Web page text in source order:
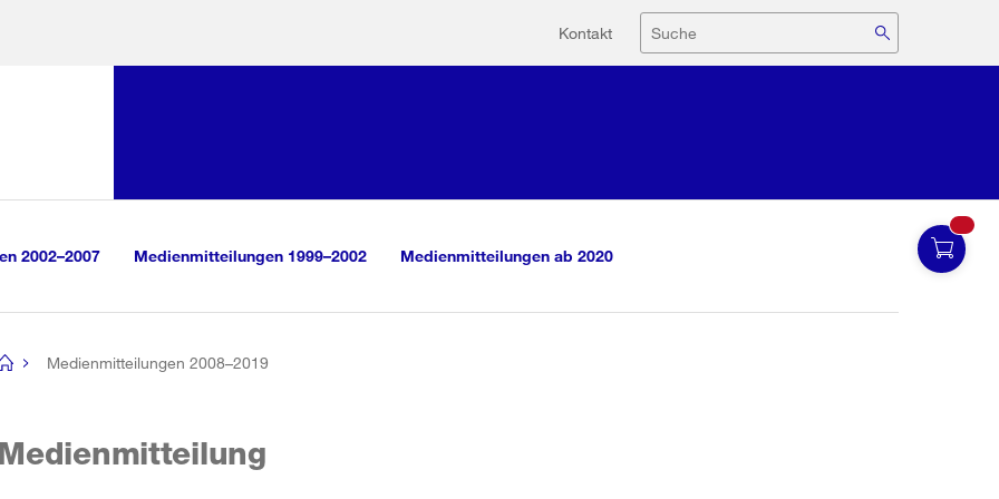
Hilfsnavigation
Kontakt Suche
2002–2007 Medienmitteilungen 1999–2002 Medienmitteilungen ab 2020
Medienmitteilungen 2008–2019